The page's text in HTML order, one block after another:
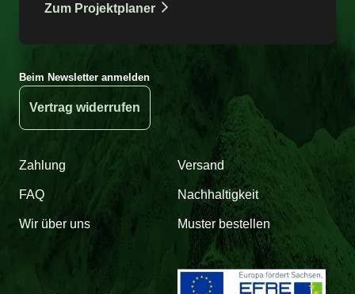
Zum Projektplaner
Beim Newsletter anmelden
Vertrag widerrufen
Zahlung Versand
FAQ Nachhaltigkeit
Wir über uns Muster bestellen